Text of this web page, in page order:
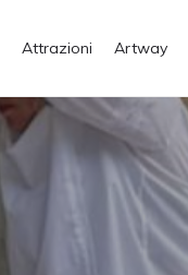
Attrazioni Artway